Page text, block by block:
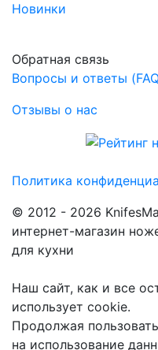
Новинки
Обратная связь
Вопросы и ответы
Отзывы о нас
Политика
© 2012 - 2026
интернет-магазин
для кухни
Наш сайт, как и все
использует cookie.
Продолжая
на использование